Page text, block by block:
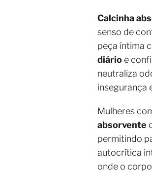
Calcinha
senso de
peça íntima
diário e
neutraliza
insegurança
Mulheres
absorvente
permitindo
autocrítica
onde o